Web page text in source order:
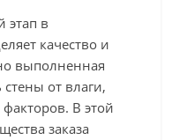
этап в
качество и
выполненная
от влаги,
В этой
заказа